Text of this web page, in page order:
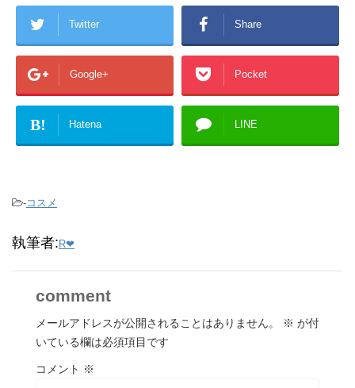
Twitter Share
Google+ Pocket
B! Hatena LINE
-コスメ
執筆者: R❤︎
comment
メールアドレスが公開されることはありません。 ※ が付
いている欄は必須項目です
コメント ※